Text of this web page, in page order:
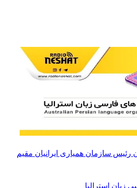
سازمان همیاری ایرانیان مقیم
زبان استرالیا